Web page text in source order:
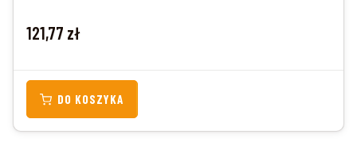
Cena
121,77 zł
DO KOSZYKA